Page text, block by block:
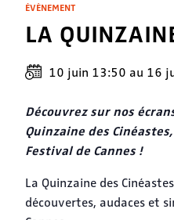
ÉVÈNEMENT
LA
10 juin 13:50 au 16
Découvrez sur nos
Quinzaine des
Festival de Cannes !
La Quinzaine des
découvertes, audaces et